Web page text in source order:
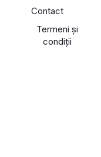
Contact
Termeni și
condiții